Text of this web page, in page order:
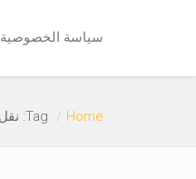
سياسة الخصوصية
Home Tag: نقل عفش